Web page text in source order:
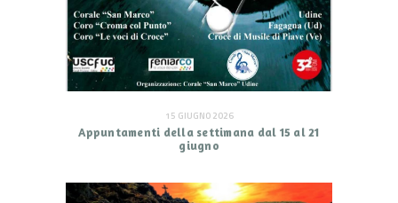
15 GIUGNO 2026
Appuntamenti della settimana dal 15 al 21
giugno